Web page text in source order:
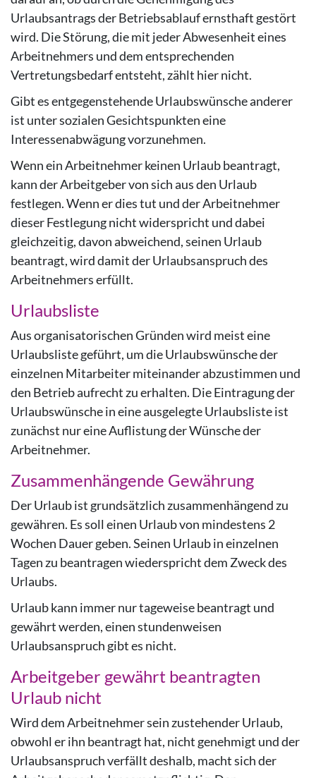
Urlaubsantrags der Betriebsablauf ernsthaft gestört
wird. Die Störung, die mit jeder Abwesenheit eines
Arbeitnehmers und dem entsprechenden
Vertretungsbedarf entsteht, zählt hier nicht.
Gibt es entgegenstehende Urlaubswünsche anderer
ist unter sozialen Gesichtspunkten eine
Interessenabwägung vorzunehmen.
Wenn ein Arbeitnehmer keinen Urlaub beantragt,
kann der Arbeitgeber von sich aus den Urlaub
festlegen. Wenn er dies tut und der Arbeitnehmer
dieser Festlegung nicht widerspricht und dabei
gleichzeitig, davon abweichend, seinen Urlaub
beantragt, wird damit der Urlaubsanspruch des
Arbeitnehmers erfüllt.
Urlaubsliste
Aus organisatorischen Gründen wird meist eine
Urlaubsliste geführt, um die Urlaubswünsche der
einzelnen Mitarbeiter miteinander abzustimmen und
den Betrieb aufrecht zu erhalten. Die Eintragung der
Urlaubswünsche in eine ausgelegte Urlaubsliste ist
zunächst nur eine Auflistung der Wünsche der
Arbeitnehmer.
Zusammenhängende Gewährung
Der Urlaub ist grundsätzlich zusammenhängend zu
gewähren. Es soll einen Urlaub von mindestens 2
Wochen Dauer geben. Seinen Urlaub in einzelnen
Tagen zu beantragen wiederspricht dem Zweck des
Urlaubs.
Urlaub kann immer nur tageweise beantragt und
gewährt werden, einen stundenweisen
Urlaubsanspruch gibt es nicht.
Arbeitgeber gewährt beantragten
Urlaub nicht
Wird dem Arbeitnehmer sein zustehender Urlaub,
obwohl er ihn beantragt hat, nicht genehmigt und der
Urlaubsanspruch verfällt deshalb, macht sich der